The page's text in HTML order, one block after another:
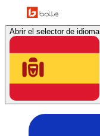
Abrir el selector de idioma